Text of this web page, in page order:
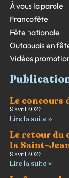
À vous la parole
Francofête
Fête nationale
Outaouais en
Vidéos
Le concours
9 avril 2026
Lire la suite »
Le retour du
la Saint-
9 avril 2026
Lire la suite »